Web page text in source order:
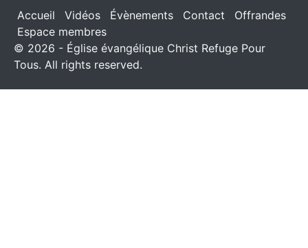
Accueil Vidéos Évènements Contact
Offrandes
Espace membres
© 2026 - Église évangélique Christ Refuge Pour
Tous. All rights reserved.